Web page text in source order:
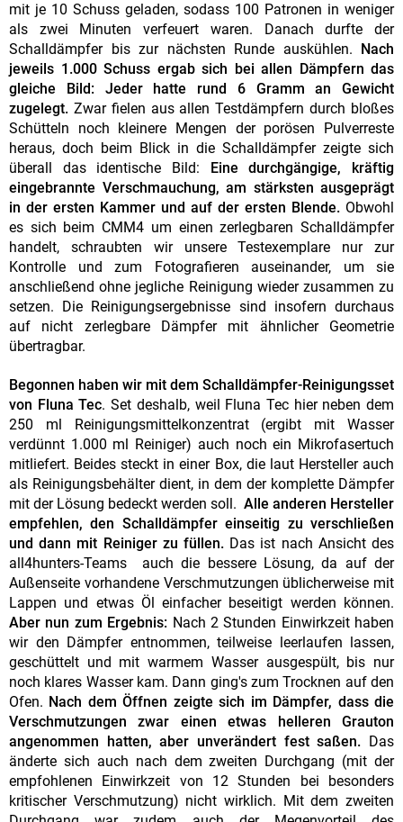
mit je 10 Schuss geladen, sodass 100 Patronen in weniger
als zwei Minuten verfeuert waren. Danach durfte der
Schalldämpfer bis zur nächsten Runde auskühlen.
Nach
jeweils 1.000 Schuss ergab sich bei allen Dämpfern das
gleiche Bild: Jeder hatte rund 6 Gramm an Gewicht
zugelegt. Zwar fielen aus allen Testdämpfern durch bloßes
Schütteln noch kleinere Mengen der porösen Pulverreste
heraus, doch beim Blick in die Schalldämpfer zeigte sich
überall das identische Bild:
Eine durchgängige, kräftig
eingebrannte Verschmauchung, am stärksten ausgeprägt
in der ersten Kammer und auf der ersten Blende. Obwohl
es sich beim CMM4 um einen zerlegbaren Schalldämpfer
handelt, schraubten wir unsere Testexemplare nur zur
Kontrolle und zum Fotografieren auseinander, um sie
anschließend ohne jegliche Reinigung wieder zusammen zu
setzen. Die Reinigungsergebnisse sind insofern durchaus
auf nicht zerlegbare Dämpfer mit ähnlicher Geometrie
übertragbar.
Begonnen haben wir mit dem Schalldämpfer-Reinigungsset
von Fluna Tec. Set deshalb, weil Fluna Tec hier neben dem
250 ml Reinigungsmittelkonzentrat (ergibt mit Wasser
verdünnt 1.000 ml Reiniger) auch noch ein Mikrofasertuch
mitliefert. Beides steckt in einer Box, die laut Hersteller auch
als Reinigungsbehälter dient, in dem der komplette Dämpfer
mit der Lösung bedeckt werden soll. Alle anderen Hersteller
empfehlen, den Schalldämpfer einseitig zu verschließen
und dann mit Reiniger zu füllen. Das ist nach Ansicht des
all4hunters-Teams auch die bessere Lösung, da auf der
Außenseite vorhandene Verschmutzungen üblicherweise mit
Lappen und etwas Öl einfacher beseitigt werden können.
Aber nun zum Ergebnis: Nach 2 Stunden Einwirkzeit haben
wir den Dämpfer entnommen, teilweise leerlaufen lassen,
geschüttelt und mit warmem Wasser ausgespült, bis nur
noch klares Wasser kam. Dann ging's zum Trocknen auf den
Ofen. Nach dem Öffnen zeigte sich im Dämpfer, dass die
Verschmutzungen zwar einen etwas helleren Grauton
angenommen hatten, aber unverändert fest saßen. Das
änderte sich auch nach dem zweiten Durchgang (mit der
empfohlenen Einwirkzeit von 12 Stunden bei besonders
kritischer Verschmutzung) nicht wirklich. Mit dem zweiten